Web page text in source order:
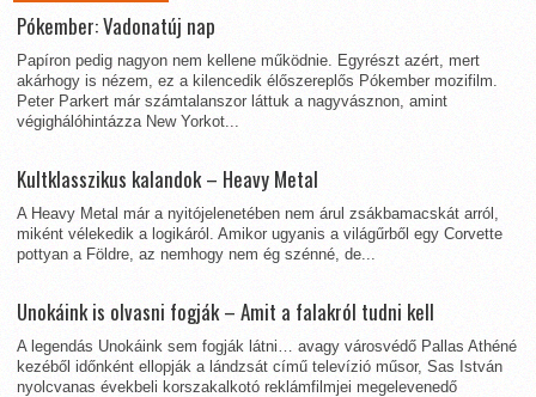
Pókember: Vadonatúj nap
Papíron pedig nagyon nem kellene működnie. Egyrészt azért, mert
akárhogy is nézem, ez a kilencedik élőszereplős Pókember mozifilm.
Peter Parkert már számtalanszor láttuk a nagyvásznon, amint
végighálóhintázza New Yorkot...
Kultklasszikus kalandok – Heavy Metal
A Heavy Metal már a nyitójelenetében nem árul zsákbamacskát arról,
miként vélekedik a logikáról. Amikor ugyanis a világűrből egy Corvette
pottyan a Földre, az nemhogy nem ég szénné, de...
Unokáink is olvasni fogják – Amit a falakról tudni kell
A legendás Unokáink sem fogják látni… avagy városvédő Pallas Athéné
kezéből időnként ellopják a lándzsát című televízió műsor, Sas István
nyolcvanas évekbeli korszakalkotó reklámfilmjei megelevenedő